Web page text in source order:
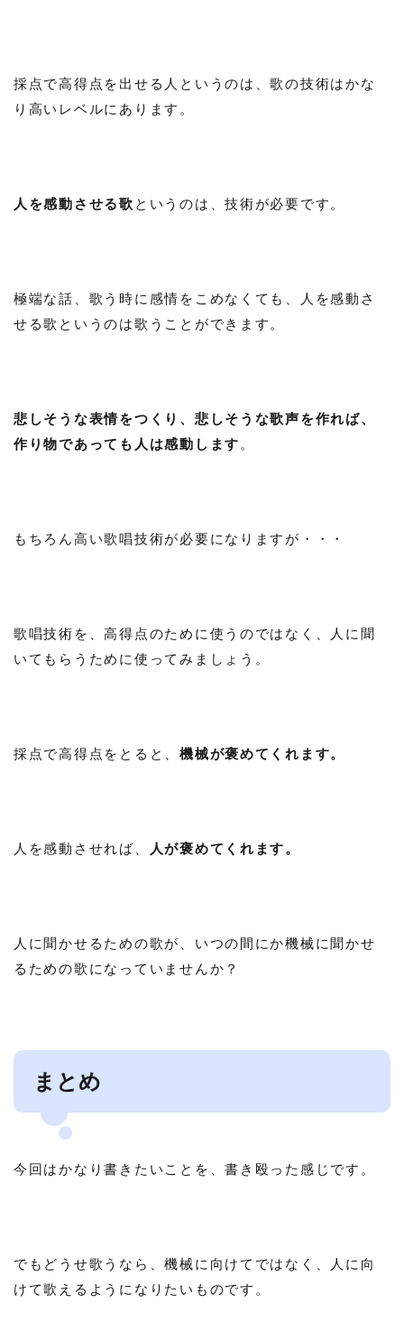
採点で高得点を出せる人というのは、歌の技術はかな
り高いレベルにあります。
人を感動させる歌 というのは、技術が必要です。
極端な話、歌う時に感情をこめなくても、人を感動さ
せる歌というのは歌うことができます。
悲しそうな表情をつくり、悲しそうな歌声を作れば、
作り物であっても人は感動します 。
もちろん高い歌唱技術が必要になりますが・・・
歌唱技術を、高得点のために使うのではなく、人に聞
いてもらうために使ってみましょう。
採点で高得点をとると、機械が褒めてくれます。
人を感動させれば、 人が褒めてくれます。
人に聞かせるための歌が、いつの間にか機械に聞かせ
るための歌になっていませんか？
まとめ
今回はかなり書きたいことを、書き殴った感じです。
でもどうせ歌うなら、機械に向けてではなく、人に向
けて歌えるようになりたいものです。